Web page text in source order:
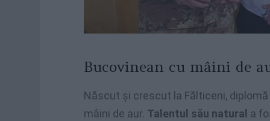
Bucovinean cu mâini de
Născut și crescut la Fălticeni,
mâini de aur. Talentul său natural a